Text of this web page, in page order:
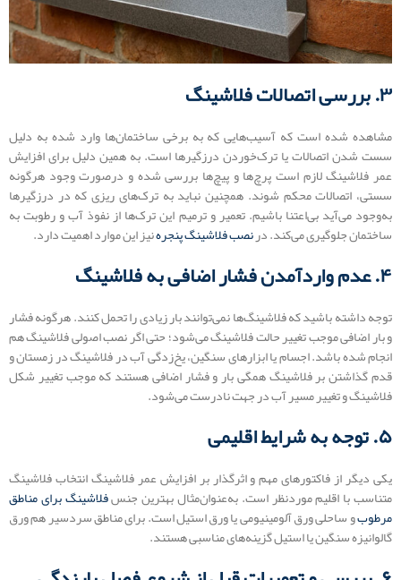
۳. بررسی اتصالات فلاشینگ
مشاهده شده است که آسیب‌هایی که به برخی ساختمان‌ها وارد شده به دلیل
سست شدن اتصالات یا ترک‌خوردن درزگیرها است. به همین دلیل برای افزایش
عمر فلاشینگ لازم است پرچ‌ها و پیچ‌ها بررسی شده و درصورت وجود هرگونه
سستی، اتصالات محکم شوند. همچنین نباید به ترک‌های ریزی که در درزگیرها
به‌وجود می‌آید بی‌اعتنا باشیم. تعمیر و ترمیم این ترک‌ها از نفوذ آب و رطوبت به
ساختمان جلوگیری می‌کند. درنصب فلاشینگ پنجرهنیز این موارد اهمیت دارد.
۴. عدم واردآمدن فشار اضافی به فلاشینگ
توجه داشته باشید که فلاشینگ‌ها نمی‌توانند بار زیادی را تحمل کنند. هرگونه فشار
و بار اضافی موجب تغییر حالت فلاشینگ می‌شود؛ حتی اگر نصب اصولی فلاشینگ هم
انجام شده باشد. اجسام یا ابزارهای سنگین، یخ‌زدگی آب در فلاشینگ در زمستان و
قدم گذاشتن بر فلاشینگ همگی بار و فشار اضافی هستند که موجب تغییر شکل
فلاشینگ و تغییر مسیر آب در جهت نادرست می‌شود.
۵. توجه به شرایط اقلیمی
یکی دیگر از فاکتورهای مهم و اثرگذار بر افزایش عمر فلاشینگ انتخاب فلاشینگ
متناسب با اقلیم موردنظر است. به‌عنوان‌مثال بهترین جنسفلاشینگ برای مناطق
مرطوبو ساحلی ورق آلومینیومی یا ورق استیل است. برای مناطق سردسیر هم ورق
گالوانیزه سنگین یا استیل گزینه‌های مناسبی هستند.